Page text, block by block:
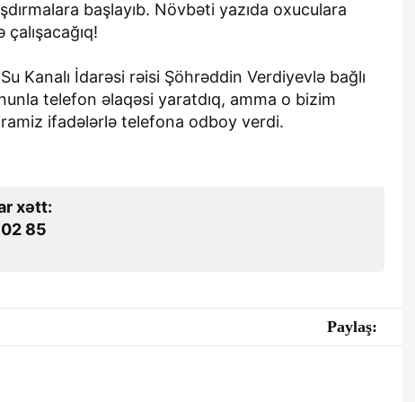
başlayıb. Növbəti yazıda oxuculara
Kanalı İdarəsi rəisi Şöhrəddin Verdiyevlə bağlı
telefon əlaqəsi yaratdıq, amma o bizim
ifadələrlə telefona odboy verdi.
xətt:
85
Paylaş: